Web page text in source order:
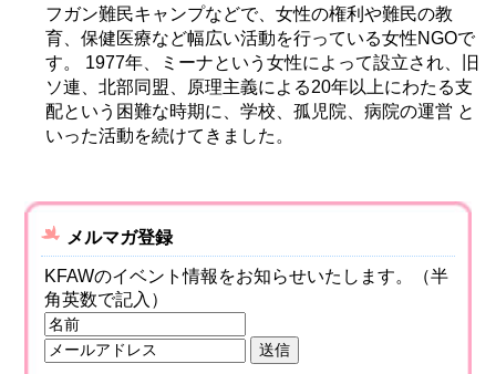
フガン難民キャンプなどで、女性の権利や難民の教
育、保健医療など幅広い活動を行っている女性NGOで
す。 1977年、ミーナという女性によって設立され、旧
ソ連、北部同盟、原理主義による20年以上にわたる支
配という困難な時期に、学校、孤児院、病院の運営 と
いった活動を続けてきました。
メルマガ登録
KFAWのイベント情報をお知らせいたします。（半
角英数で記入）